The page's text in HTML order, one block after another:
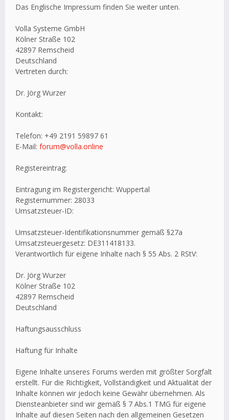
Das Englische Impressum finden Sie weiter unten.
Volla Systeme GmbH
Kölner Straße 102
42897 Remscheid
Deutschland
Vertreten durch:
Dr. Jörg Wurzer
Kontakt:
Telefon: +49 2191 59897 61
E-Mail: forum@volla.online
Registereintrag:
Eintragung im Registergericht: Wuppertal
Registernummer: 28033
Umsatzsteuer-ID:
Umsatzsteuer-Identifikationsnummer gemäß §27a
Umsatzsteuergesetz: DE311418133.
Verantwortlich für eigene Inhalte nach § 55 Abs. 2 RStV:
Dr. Jörg Wurzer
Kölner Straße 102
42897 Remscheid
Deutschland
Haftungsausschluss
Haftung für Inhalte
Eigene Inhalte unseres Forums werden mit größter Sorgfalt
erstellt. Für die Richtigkeit, Vollständigkeit und Aktualität der
Inhalte können wir jedoch keine Gewähr übernehmen. Als
Diensteanbieter sind wir gemäß § 7 Abs.1 TMG für eigene
Inhalte auf diesen Seiten nach den allgemeinen Gesetzen